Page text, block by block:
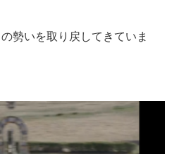
勢いを取り戻してきていま